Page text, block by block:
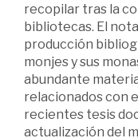
recopilar tras la
bibliotecas. El
producción
monjes y sus
abundante
relacionados con
recientes tesis
actualización del